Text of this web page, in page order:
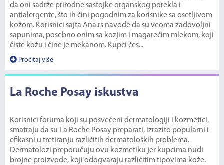
da oni sadrže prirodne sastojke organskog porekla i
antialergente, što ih čini pogodnim za korisnike sa osetljivom
kožom. Korisnici sajta Ana.rs navode da su veoma zadovoljni
sapunima, posebno onim sa kozjim i magarećim mlekom, koji
čiste kožu i čine je mekanom. Kupci čes...
Pročitaj više
La Roche Posay iskustva
Korisnici foruma koji su posvećeni dermatologiji i kozmetici,
smatraju da su La Roche Posay preparati, izrazito popularni i
efikasni u tretiranju različitih dermatoloških problema.
Dermatolozi preporučuju ovu kozmetiku jer kupcima nudi
brojne proizvode, koji odogvaraju različitim tipovima kože.